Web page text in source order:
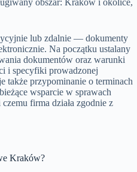
lub zdalnie — dokumenty
Na początku ustalany
dokumentów oraz warunki
i specyfiki prowadzonej
także przypominanie o terminach
wsparcie w sprawach
firma działa zgodnie z
Kraków?